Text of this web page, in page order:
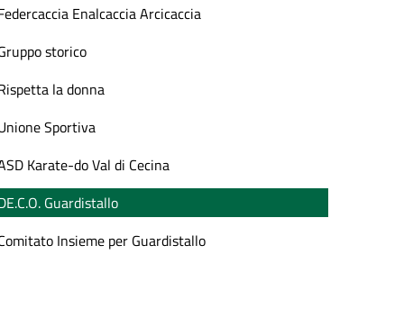
Enalcaccia Arcicaccia
storico
la donna
Sportiva
Karate-do Val di Cecina
Guardistallo
Insieme per Guardistallo